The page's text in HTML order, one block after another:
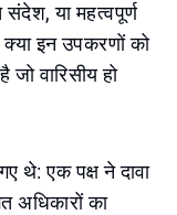
संदेश, या महत्वपूर्ण
क्या इन उपकरणों को
जो वारिसीय हो
थे: एक पक्ष ने दावा
अधिकारों का